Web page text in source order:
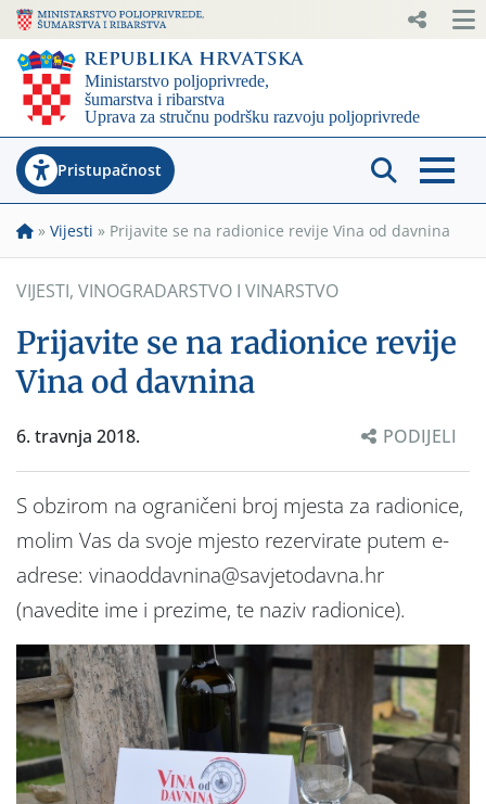
Pristupačnost
» Vijesti » Prijavite se na radionice revije Vina od davnina
VIJESTI, VINOGRADARSTVO I VINARSTVO
Prijavite se na radionice revije
Vina od davnina
6. travnja 2018. PODIJELI
S obzirom na ograničeni broj mjesta za radionice,
molim Vas da svoje mjesto rezervirate putem e-
adrese: vinaoddavnina@savjetodavna.hr
(navedite ime i prezime, te naziv radionice).